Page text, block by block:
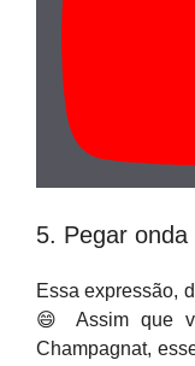
5. Pegar onda
Essa expressão,
😄 Assim que
Champagnat,